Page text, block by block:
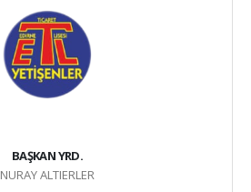
BAŞKAN YRD.
NURAY ALTIERLER